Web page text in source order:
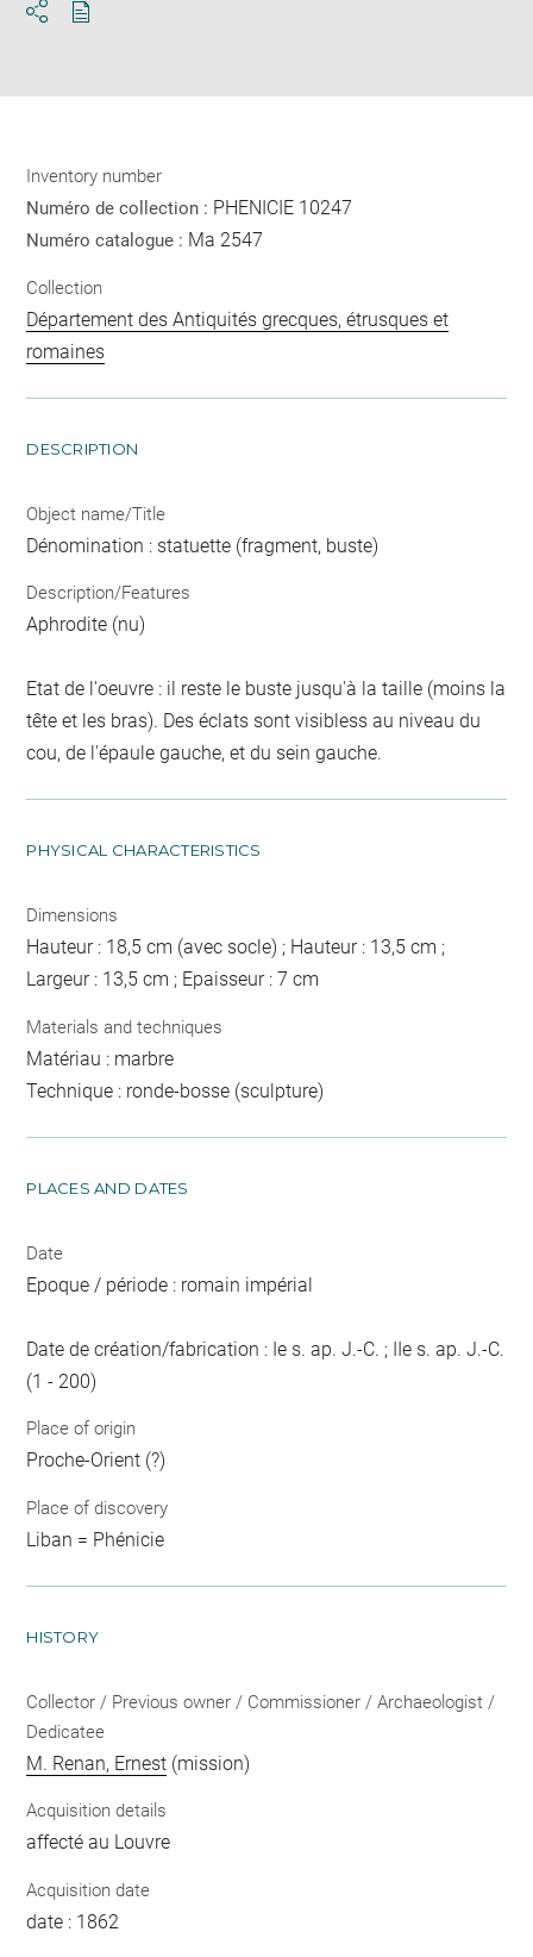
Inventory number
Numéro de collection : PHENICIE 10247
Numéro catalogue : Ma 2547
Collection
Département des Antiquités grecques, étrusques et
romaines
DESCRIPTION
Object name/Title
Dénomination : statuette (fragment, buste)
Description/Features
Aphrodite (nu)
Etat de l'oeuvre : il reste le buste jusqu'à la taille (moins la
tête et les bras). Des éclats sont visibless au niveau du
cou, de l'épaule gauche, et du sein gauche.
PHYSICAL CHARACTERISTICS
Dimensions
Hauteur : 18,5 cm (avec socle) ; Hauteur : 13,5 cm ;
Largeur : 13,5 cm ; Epaisseur : 7 cm
Materials and techniques
Matériau : marbre
Technique : ronde-bosse (sculpture)
PLACES AND DATES
Date
Epoque / période : romain impérial
Date de création/fabrication : Ie s. ap. J.-C. ; IIe s. ap. J.-C.
(1 - 200)
Place of origin
Proche-Orient (?)
Place of discovery
Liban = Phénicie
HISTORY
Collector / Previous owner / Commissioner / Archaeologist /
Dedicatee
M. Renan, Ernest (mission)
Acquisition details
affecté au Louvre
Acquisition date
date : 1862